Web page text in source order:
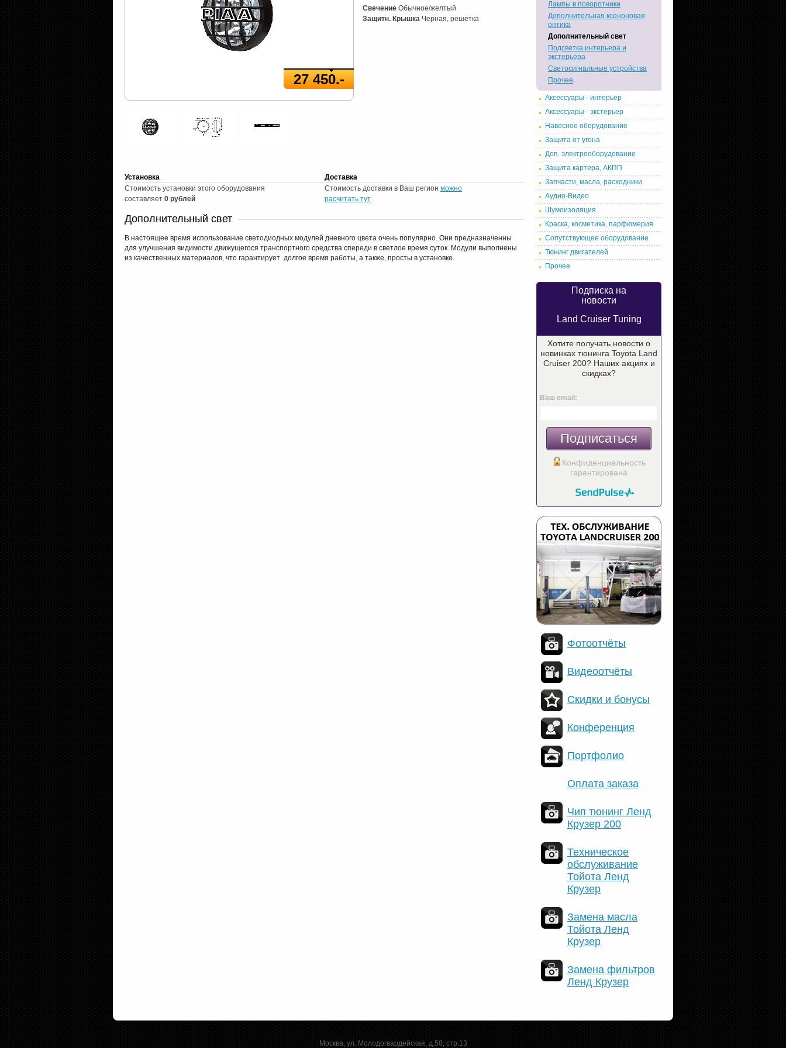
27 450.-
Свечение Обычное/желтый
Защитн. Крышка Черная, решетка
Установка
Доставка
Стоимость установки этого оборудования
составляет 0 рублей
Стоимость доставки в Ваш регион можно
расчитать тут
Дополнительный свет
В настоящее время использование светодиодных модулей дневного цвета очень популярно. Они предназначенны
для улучшения видимости движущегося транспортного средства спереди в светлое время суток. Модули выполнены
из качественных материалов, что гарантирует долгое время работы, а также, просты в установке.
Лампы в поворотники
Дополнительная ксеноновая
оптика
Дополнительный свет
Подсветка интерьера и
экстерьера
Светосигнальные устройства
Прочее
Аксессуары - интерьер
Аксессуары - экстерьер
Навесное оборудование
Защита от угона
Доп. электрооборудование
Защита картера, АКПП
Запчасти, масла, расходники
Аудио-Видео
Шумоизоляция
Краска, косметика, парфюмерия
Сопутствующее оборудование
Тюнинг двигателей
Прочее
Подписка на
новости
Land Cruiser Tuning
Хотите получать новости о
новинках тюнинга Toyota Land
Cruiser 200? Наших акциях и
скидках?
Ваш email:
Подписаться
Конфиденциальность
гарантирована
Фотоотчёты
Видеоотчёты
Скидки и бонусы
Конференция
Портфолио
Оплата заказа
Чип тюнинг Ленд
Крузер 200
Техническое
обслуживание
Тойота Ленд
Крузер
Замена масла
Тойота Ленд
Крузер
Замена фильтров
Ленд Крузер
Москва, ул. Молодогвардейская, д.58, стр.13